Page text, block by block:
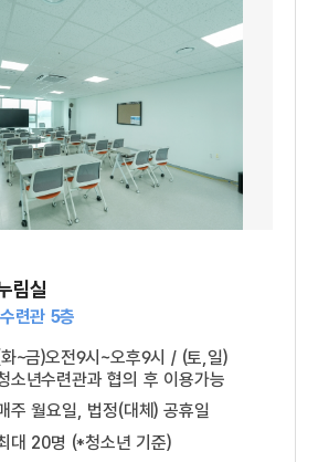
림실
련관 5층
~금)오전9시~오후9시 / (토,일)
소년수련관과 협의 후 이용가능
주 월요일, 법정(대체) 공휴일
대 20명 (*청소년 기준)